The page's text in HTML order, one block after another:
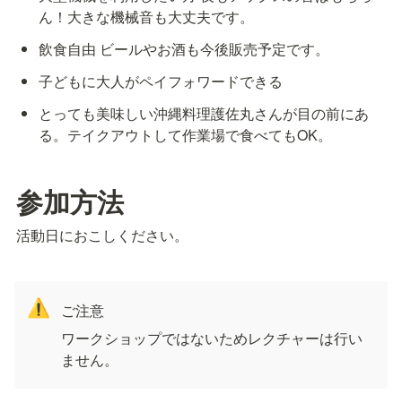
ん！大きな機械音も大丈夫です。
飲食自由 ビールやお酒も今後販売予定です。
子どもに大人がペイフォワードできる
とっても美味しい沖縄料理護佐丸さんが目の前にあ
る。テイクアウトして作業場で食べてもOK。
参加方法
活動日におこしください。
⚠️
ご注意
ワークショップではないためレクチャーは行い
ません。